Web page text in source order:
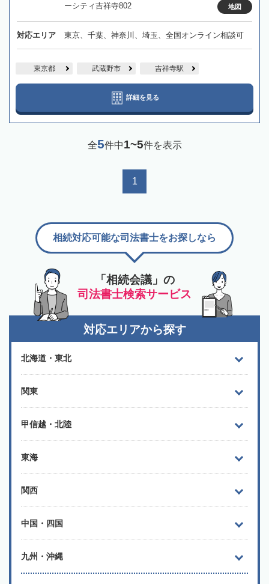
ーシティ吉祥寺802
地図
対応エリア 東京、千葉、神奈川、埼玉、全国オンライン相談可
東京都 武蔵野市 吉祥寺駅
詳細を見る
全5件中1~5件を表示
1
「相続会議」の
司法書士検索サービス
相続対応可能な司法書士をお探しなら
対応エリアから探す
北海道・東北
関東
甲信越・北陸
東海
関西
中国・四国
九州・沖縄